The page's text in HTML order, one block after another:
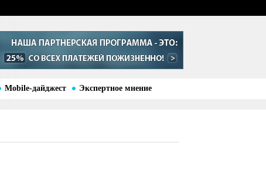
Mobile-дайджест Экспертное мнение